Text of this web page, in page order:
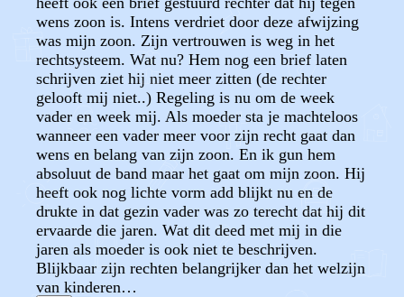
wens zoon is. Intens verdriet door deze afwijzing
was mijn zoon. Zijn vertrouwen is weg in het
rechtsysteem. Wat nu? Hem nog een brief laten
schrijven ziet hij niet meer zitten (de rechter
gelooft mij niet..) Regeling is nu om de week
vader en week mij. Als moeder sta je machteloos
wanneer een vader meer voor zijn recht gaat dan
wens en belang van zijn zoon. En ik gun hem
absoluut de band maar het gaat om mijn zoon. Hij
heeft ook nog lichte vorm add blijkt nu en de
drukte in dat gezin vader was zo terecht dat hij dit
ervaarde die jaren. Wat dit deed met mij in die
jaren als moeder is ook niet te beschrijven.
Blijkbaar zijn rechten belangrijker dan het welzijn
van kinderen…